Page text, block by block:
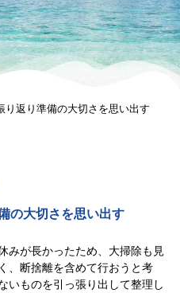
り返り準備の大切さを思い出す
の大切さを思い出す
みが長かったため、大掃除も見
、断捨離を含めて行おうと考
いものを引っ張り出して整理し